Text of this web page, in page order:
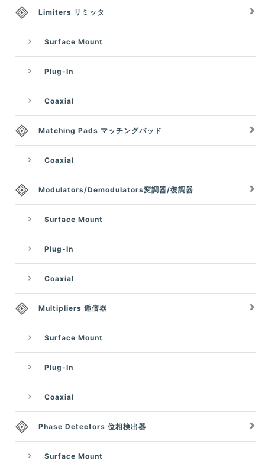
Limiters リミッタ
Surface Mount
Plug-In
Coaxial
Matching Pads マッチングパッド
Coaxial
Modulators/Demodulators変調器/復調器
Surface Mount
Plug-In
Coaxial
Multipliers 逓倍器
Surface Mount
Plug-In
Coaxial
Phase Detectors 位相検出器
Surface Mount